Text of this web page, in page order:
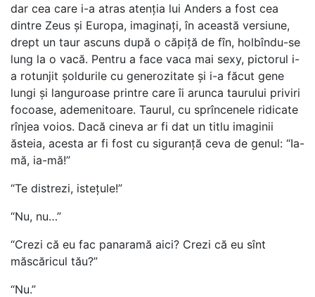
dar cea care i-a atras atenția lui Anders a fost cea
dintre Zeus și Europa, imaginați, în această versiune,
drept un taur ascuns după o căpiță de fîn, holbîndu-se
lung la o vacă. Pentru a face vaca mai sexy, pictorul i-
a rotunjit șoldurile cu generozitate și i-a făcut gene
lungi și languroase printre care îi arunca taurului priviri
focoase, ademenitoare. Taurul, cu sprîncenele ridicate
rînjea voios. Dacă cineva ar fi dat un titlu imaginii
ăsteia, acesta ar fi fost cu siguranță ceva de genul: “Ia-
mă, ia-mă!”
“Te distrezi, istețule!”
“Nu, nu…”
“Crezi că eu fac panaramă aici? Crezi că eu sînt
măscăricul tău?”
“Nu.”